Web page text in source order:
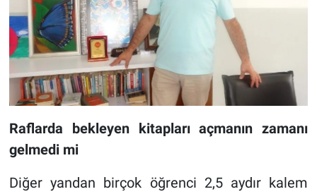
Raflarda bekleyen kitapları açmanın zamanı
gelmedi mi
Diğer yandan birçok öğrenci 2,5 aydır kalem